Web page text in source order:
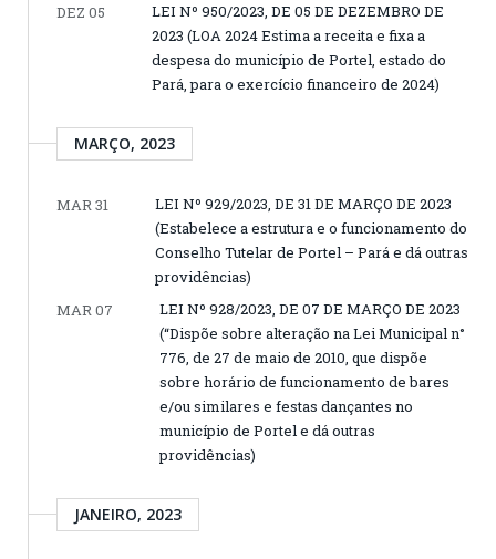
DEZ 05
LEI Nº 950/2023, DE 05 DE DEZEMBRO DE
2023 (LOA 2024 Estima a receita e fixa a
despesa do município de Portel, estado do
Pará, para o exercício financeiro de 2024)
MARÇO, 2023
MAR 31
LEI Nº 929/2023, DE 31 DE MARÇO DE 2023
(Estabelece a estrutura e o funcionamento do
Conselho Tutelar de Portel – Pará e dá outras
providências)
MAR 07
LEI Nº 928/2023, DE 07 DE MARÇO DE 2023
(“Dispõe sobre alteração na Lei Municipal n°
776, de 27 de maio de 2010, que dispõe
sobre horário de funcionamento de bares
e/ou similares e festas dançantes no
município de Portel e dá outras
providências)
JANEIRO, 2023